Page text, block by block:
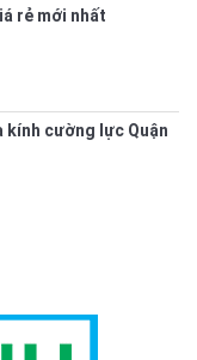
rẻ mới nhất
kính cường lực Quận